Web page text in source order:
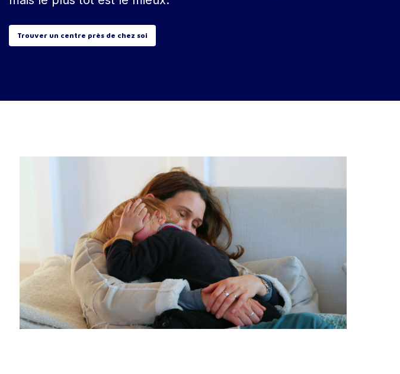
Trouver un centre près de chez soi